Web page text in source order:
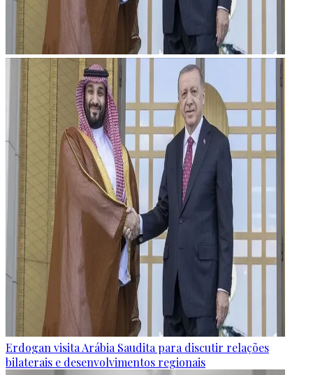
Erdogan visita Arábia Saudita para discutir relações
bilaterais e desenvolvimentos regionais